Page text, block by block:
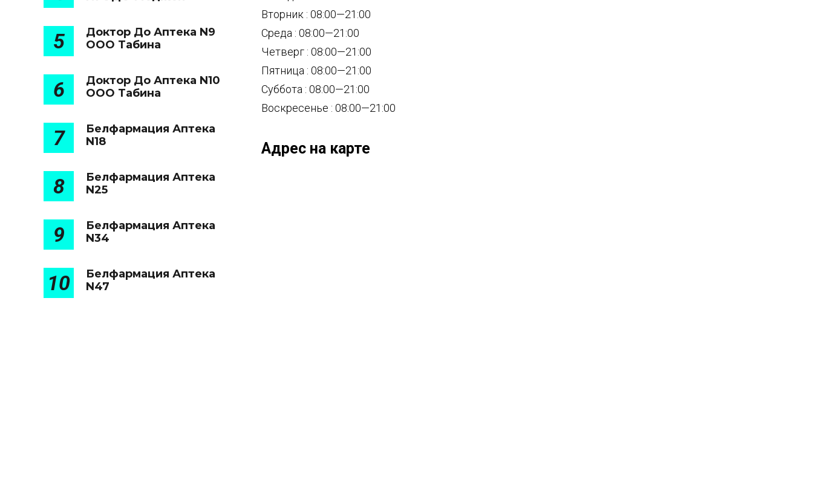
Вторник : 08:00—21:00
Среда : 08:00—21:00
Четверг : 08:00—21:00
Пятница : 08:00—21:00
Суббота : 08:00—21:00
Воскресенье : 08:00—21:00
Адрес на карте
5
Доктор До Аптека N9
ООО Табина
6
Доктор До Аптека N10
ООО Табина
7
Белфармация Аптека
N18
8
Белфармация Аптека
N25
9
Белфармация Аптека
N34
10
Белфармация Аптека
N47